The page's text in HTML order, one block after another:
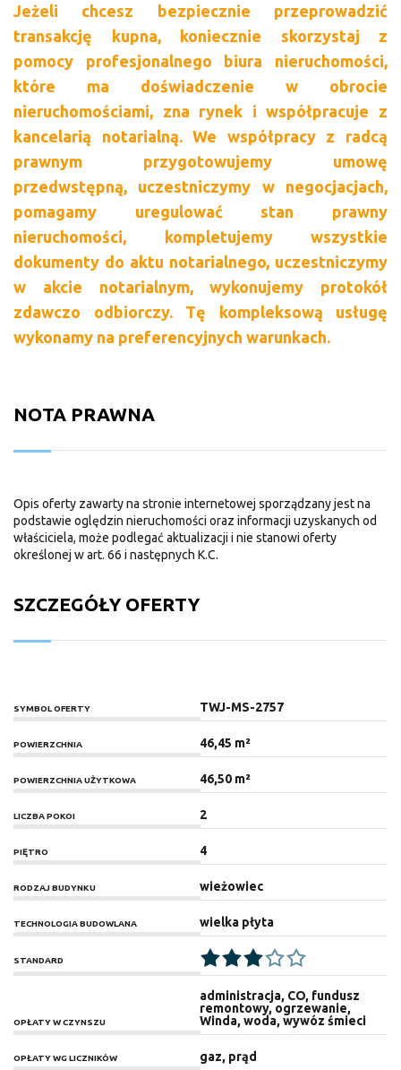
Jeżeli chcesz bezpiecznie przeprowadzić
transakcję kupna, koniecznie skorzystaj z
pomocy profesjonalnego biura nieruchomości,
które ma doświadczenie w obrocie
nieruchomościami, zna rynek i współpracuje z
kancelarią notarialną. We współpracy z radcą
prawnym przygotowujemy umowę
przedwstępną, uczestniczymy w negocjacjach,
pomagamy uregulować stan prawny
nieruchomości, kompletujemy wszystkie
dokumenty do aktu notarialnego, uczestniczymy
w akcie notarialnym, wykonujemy protokół
zdawczo odbiorczy. Tę kompleksową usługę
wykonamy na preferencyjnych warunkach.
NOTA PRAWNA
Opis oferty zawarty na stronie internetowej sporządzany jest na
podstawie oględzin nieruchomości oraz informacji uzyskanych od
właściciela, może podlegać aktualizacji i nie stanowi oferty
określonej w art. 66 i następnych K.C.
SZCZEGÓŁY OFERTY
SYMBOL OFERTY TWJ-MS-2757
POWIERZCHNIA 46,45 m²
POWIERZCHNIA UŻYTKOWA 46,50 m²
LICZBA POKOI 2
PIĘTRO 4
RODZAJ BUDYNKU wieżowiec
TECHNOLOGIA BUDOWLANA wielka płyta
STANDARD
OPŁATY W CZYNSZU
administracja, CO, fundusz
remontowy, ogrzewanie,
Winda, woda, wywóz śmieci
OPŁATY WG LICZNIKÓW gaz, prąd